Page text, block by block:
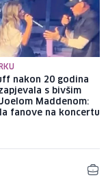
nakon 20 godina
s bivšim
Maddenom:
fanove na koncertu